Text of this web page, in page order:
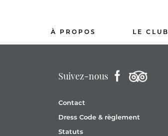
À PROPOS LE CLUB
Suivez-nous
Contact
Dress Code & règlement
Statuts